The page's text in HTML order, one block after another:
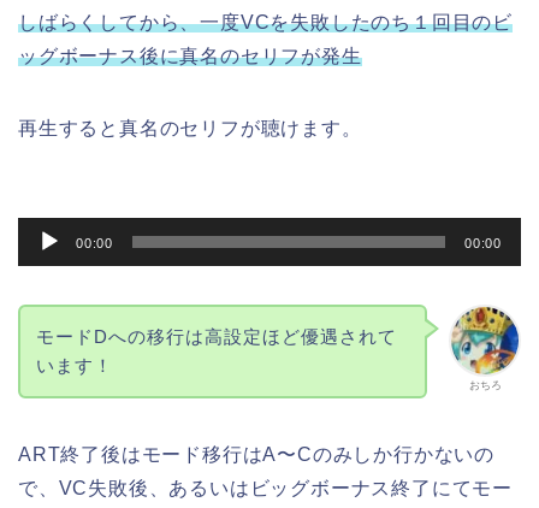
しばらくしてから、一度VCを失敗したのち１回目のビ
ッグボーナス後に真名のセリフが発生
再生すると真名のセリフが聴けます。
声
プ
ヤ
00:00 00:00
おちろ
モードDへの移行は高設定ほど優遇されて
います！
ART終了後はモード移行はA〜Cのみしか行かないの
で、VC失敗後、あるいはビッグボーナス終了にてモー